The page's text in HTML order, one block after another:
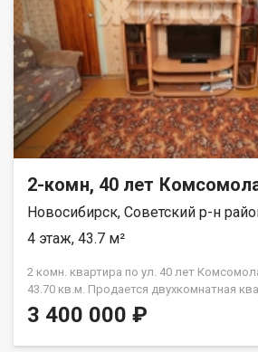
2-комн, 40 лет
Новосибирск, Советский р-н
4 этаж, 43.7 м²
2 комн. квартира по ул. 40 лет
43.70 кв.м. Продается двухкомнатная
районе, ул. 40 лет Комсомола, д. 53.
4 этаже пятиэтажного кирпичного дома.
3 400 000 ₽